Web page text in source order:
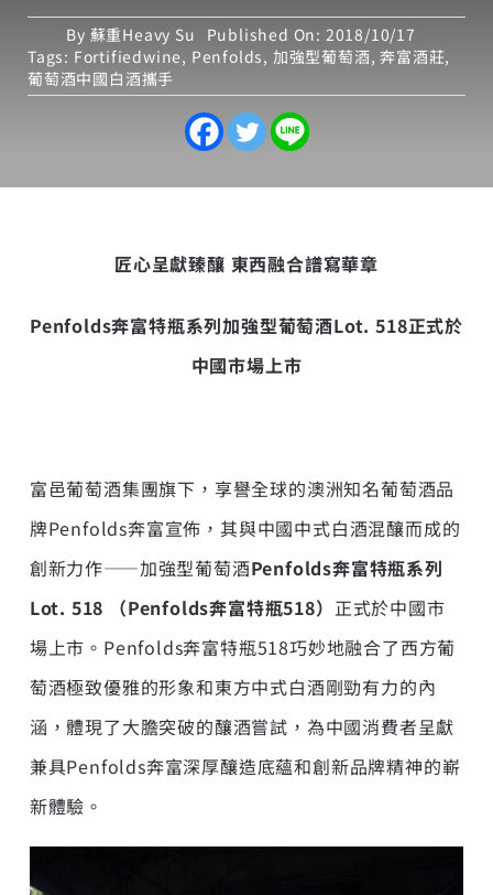
By 蘇重Heavy Su
Published On: 2018/10/17
Tags: Fortifiedwine, Penfolds, 加強型葡萄酒,奔富酒莊,
葡萄酒中國白酒攜手
匠心呈獻臻釀 東西融合譜寫華章
Penfolds奔富特瓶系列加強型葡萄酒Lot. 518正式於
中國市場上市
富邑葡萄酒集團旗下，享譽全球的澳洲知名葡萄酒品
牌Penfolds奔富宣佈，其與中國中式白酒混釀而成的
創新力作——加強型葡萄酒Penfolds奔富特瓶系列
Lot. 518
（Penfolds奔富特瓶518） 正式於中國市
場上市。Penfolds奔富特瓶518巧妙地融合了西方葡
萄酒極致優雅的形象和東方中式白酒剛勁有力的內
涵，體現了大膽突破的釀酒嘗試，為中國消費者呈獻
兼具Penfolds奔富深厚釀造底蘊和創新品牌精神的嶄
新體驗。